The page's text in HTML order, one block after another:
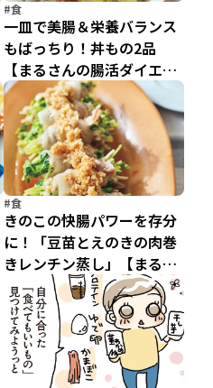
#食
一皿で美腸＆栄養バランス
もばっちり！丼もの2品
【まるさんの腸活ダイエッ
ト】
#食
きのこの快腸パワーを存分
に！「豆苗とえのきの肉巻
きレンチン蒸し」【まるさ
んの腸活ダイエット】